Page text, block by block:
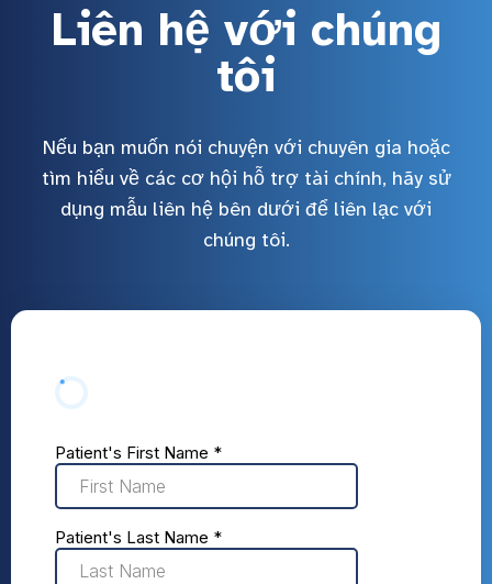
Liên hệ với chúng
tôi
Nếu bạn muốn nói chuyện với chuyên gia hoặc
tìm hiểu về các cơ hội hỗ trợ tài chính, hãy sử
dụng mẫu liên hệ bên dưới để liên lạc với
chúng tôi.